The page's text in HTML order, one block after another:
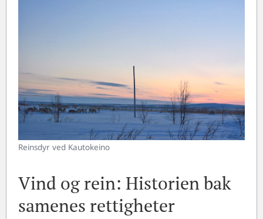
Reinsdyr ved Kautokeino
Vind og rein: Historien bak
samenes rettigheter